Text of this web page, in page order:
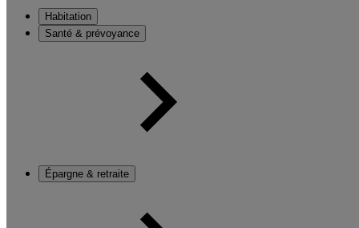
Habitation
Santé & prévoyance
Épargne & retraite